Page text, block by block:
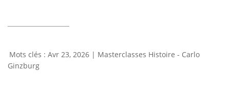
Avr 23, 2026 | Masterclasses Histoire - Carlo
Ginzburg